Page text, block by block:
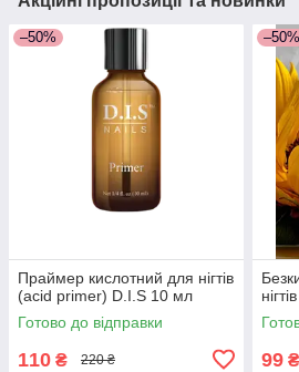
–50%
Праймер кислотний для нігтів
(acid primer) D.I.S 10 мл
Готово до відправки
110 ₴ 220 ₴
–50%
99 ₴